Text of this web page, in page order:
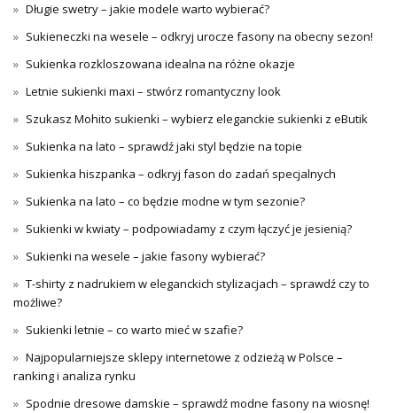
Długie swetry – jakie modele warto wybierać?
Sukieneczki na wesele – odkryj urocze fasony na obecny sezon!
Sukienka rozkloszowana idealna na różne okazje
Letnie sukienki maxi – stwórz romantyczny look
Szukasz Mohito sukienki – wybierz eleganckie sukienki z eButik
Sukienka na lato – sprawdź jaki styl będzie na topie
Sukienka hiszpanka – odkryj fason do zadań specjalnych
Sukienka na lato – co będzie modne w tym sezonie?
Sukienki w kwiaty – podpowiadamy z czym łączyć je jesienią?
Sukienki na wesele – jakie fasony wybierać?
T-shirty z nadrukiem w eleganckich stylizacjach – sprawdź czy to
możliwe?
Sukienki letnie – co warto mieć w szafie?
Najpopularniejsze sklepy internetowe z odzieżą w Polsce –
ranking i analiza rynku
Spodnie dresowe damskie – sprawdź modne fasony na wiosnę!